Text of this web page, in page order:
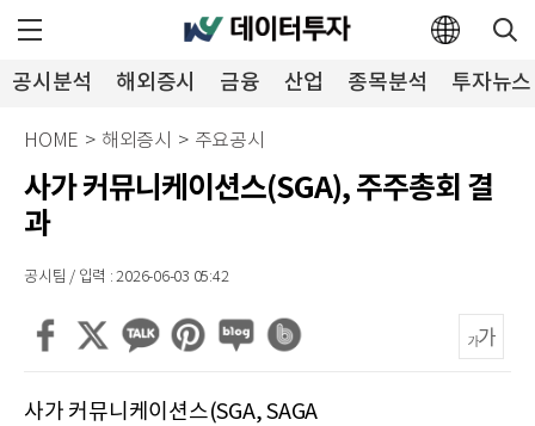
공시분석 해외증시 금융 산업 종목분석 투자뉴스
HOME > 해외증시 > 주요공시
사가 커뮤니케이션스(SGA), 주주총회 결
과
공시팀 / 입력 : 2026-06-03 05:42
사가 커뮤니케이션스(SGA, SAGA